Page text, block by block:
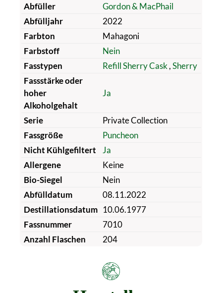
Abfüller
Gordon & MacPhail
Abfülljahr
2022
Farbton
Mahagoni
Farbstoff
Nein
Fasstypen
Refill Sherry Cask,Sherry
Fassstärke oder
hoher
Alkoholgehalt
Ja
Serie
Private Collection
Fassgröße
Puncheon
Nicht Kühlgefiltert
Ja
Allergene
Keine
Bio-Siegel
Nein
Abfülldatum
08.11.2022
Destillationsdatum 10.06.1977
Fassnummer
7010
Anzahl Flaschen
204